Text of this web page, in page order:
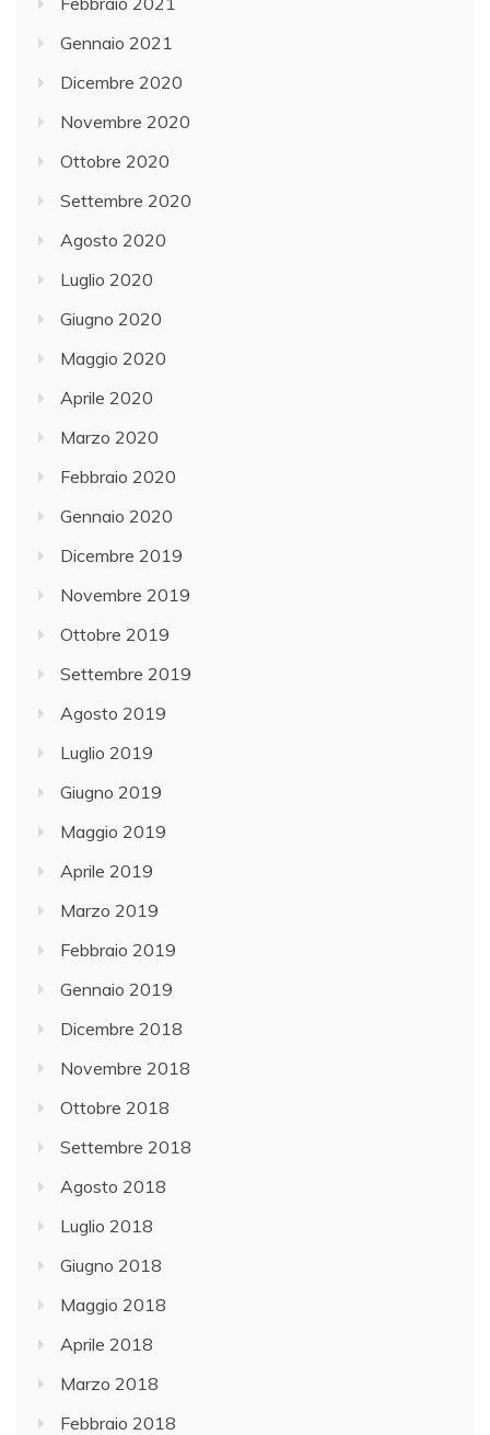
Gennaio 2021
Dicembre 2020
Novembre 2020
Ottobre 2020
Settembre 2020
Agosto 2020
Luglio 2020
Giugno 2020
Maggio 2020
Aprile 2020
Marzo 2020
Febbraio 2020
Gennaio 2020
Dicembre 2019
Novembre 2019
Ottobre 2019
Settembre 2019
Agosto 2019
Luglio 2019
Giugno 2019
Maggio 2019
Aprile 2019
Marzo 2019
Febbraio 2019
Gennaio 2019
Dicembre 2018
Novembre 2018
Ottobre 2018
Settembre 2018
Agosto 2018
Luglio 2018
Giugno 2018
Maggio 2018
Aprile 2018
Marzo 2018
Febbraio 2018